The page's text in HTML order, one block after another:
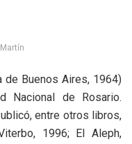
de Buenos Aires, 1964)
Nacional de Rosario.
entre otros libros,
1996; El Aleph,